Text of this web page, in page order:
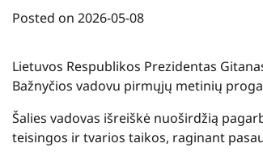
Posted on 2026-05-08
Lietuvos Respublikos Prezidentas
Bažnyčios vadovu pirmųjų metinių
Šalies vadovas išreiškė nuoširdžią
teisingos ir tvarios taikos, raginant